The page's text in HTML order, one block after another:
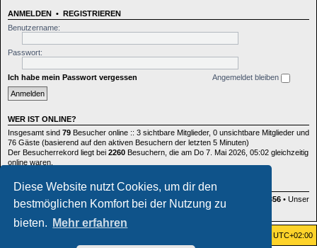
Diese Website nutzt Cookies, um dir den
bestmöglichen Komfort bei der Nutzung zu
bieten.
Mehr erfahren
ANMELDEN • REGISTRIEREN
Benutzername:
Passwort:
Ich habe mein Passwort vergessen Angemeldet bleiben
WER IST ONLINE?
Insgesamt sind 79 Besucher online :: 3 sichtbare Mitglieder, 0 unsichtbare Mitglieder und
76 Gäste (basierend auf den aktiven Besuchern der letzten 5 Minuten)
Der Besucherrekord liegt bei 2260 Besuchern, die am Do 7. Mai 2026, 05:02 gleichzeitig
online waren.
STATISTIK
Beiträge insgesamt
164422 • Themen insgesamt885 356 • Unser
neuestes Mitglied: fenja.liedtke
UTC+02:00